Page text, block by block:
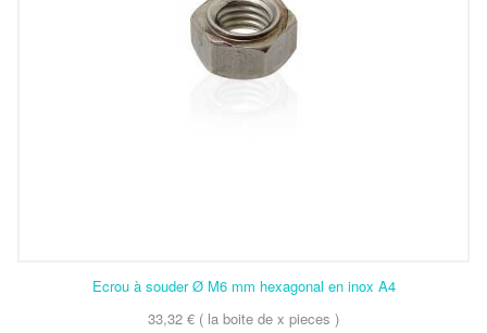
Ecrou à souder Ø M6 mm hexagonal en inox A4
33,32 € ( la boite de x pieces )